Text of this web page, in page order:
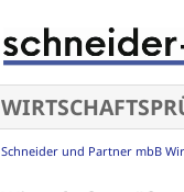
Navigation
überspringen
Schneider und Partner mbB